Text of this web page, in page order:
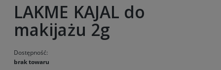
LAKME KAJAL do
makijażu 2g
Dostępność:
brak towaru